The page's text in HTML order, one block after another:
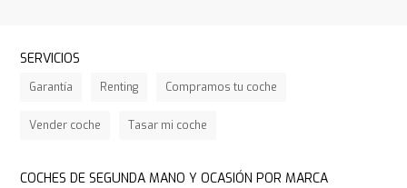
SERVICIOS
Garantía Renting Compramos tu coche
Vender coche Tasar mi coche
COCHES DE SEGUNDA MANO Y OCASIÓN POR MARCA